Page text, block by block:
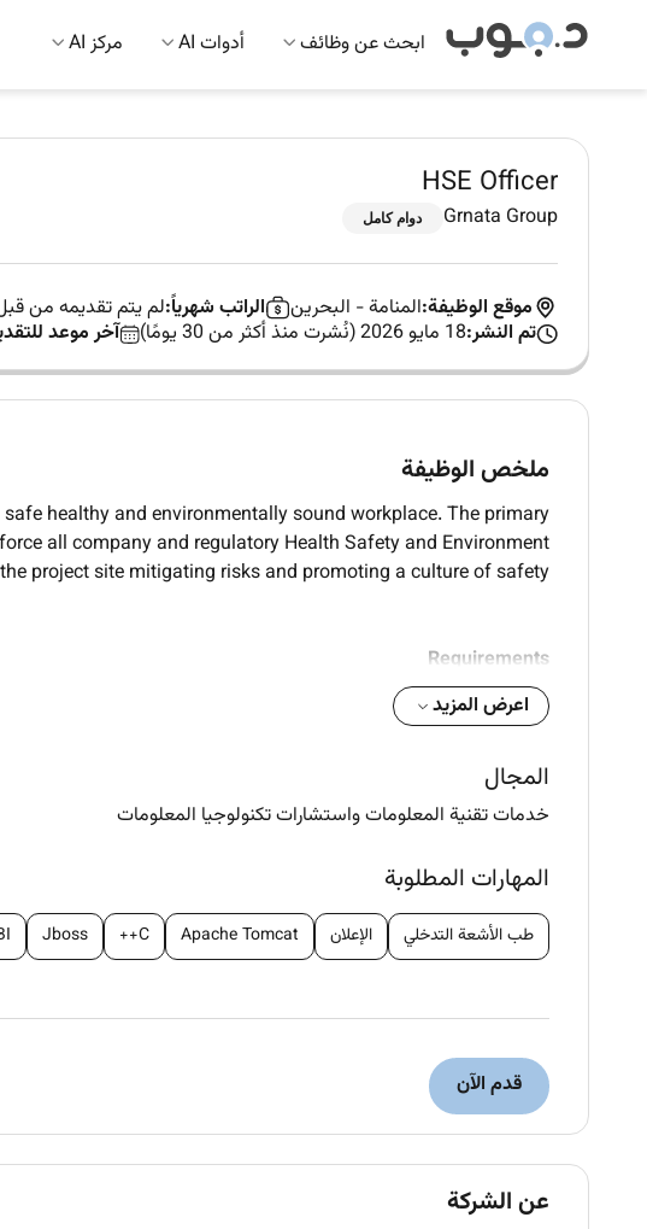
ابحث عن وظائف أدوات AI مركز AI
HSE Officer
Grnata Group دوام كامل
موقع الوظيفة:المنامة- البحرين الراتب شهرياً:لم يتم تقديمه من
تم النشر:18 مايو 2026 (نُشرت منذ أكثر من 30 يومًا) آخر موعد
ملخص الوظيفة
healthy and environmentally sound workplace. The primary
all company and regulatory Health Safety and Environment
project site mitigating risks and promoting a culture of safety.
Requirements
with all site-specific HSE plans procedures and local
regulations.
and risk assessments (HIRAs) to identify potential dangers
and implement control measures.
and formal audits of equipment work procedures and
employee conduct.
accidents near misses and incidents documenting findings and
recommending corrective actions to prevent recurrence.
daily weekly and monthly HSE performance reports for
اعرض المزيد
المجال
خدمات تقنية المعلومات واستشارات تكنولوجيا المعلومات
المهارات المطلوبة
طب الأشعة التدخلي الإعلان Apache Tomcat
C++
Jboss
قدم الآن
عن الشركة